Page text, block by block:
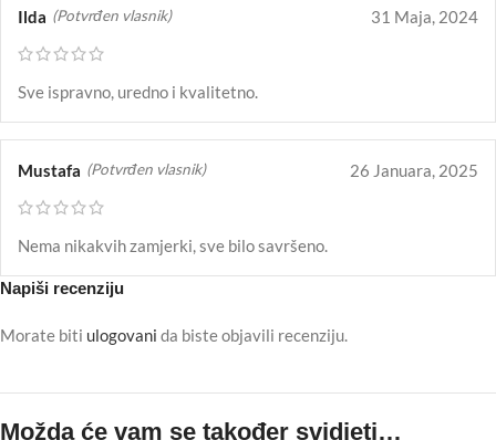
Ilda (Potvrđen vlasnik) 31 Maja, 2024
Sve ispravno, uredno i kvalitetno.
Mustafa (Potvrđen vlasnik) 26 Januara, 2025
Nema nikakvih zamjerki, sve bilo savršeno.
Napiši recenziju
Morate biti ulogovani da biste objavili recenziju.
Možda će vam se također svidjeti…